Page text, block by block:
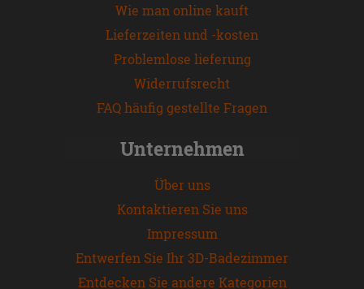
Wie man online kauft
Lieferzeiten und -kosten
Problemlose lieferung
Widerrufsrecht
FAQ häufig gestellte Fragen
Unternehmen
Über uns
Kontaktieren Sie uns
Impressum
Entwerfen Sie Ihr 3D-Badezimmer
Entdecken Sie andere Kategorien